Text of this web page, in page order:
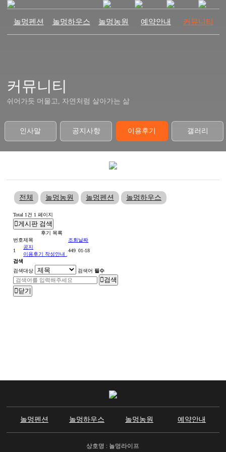
놀멍펜션 놀멍하우스 놀멍농원 예약안내 커뮤니티
커뮤니티
쉬어가듯 머물고, 자연처럼 살아가는 삶
인사말 공지사항 이용후기 갤러리
전체 놀멍농원 놀멍펜션 놀멍하우스
Total 1건 1 페이지
게시판 검색
후기 목록
번호제목 조회날짜
1
공지
이용후기 작성안내
449 01-18
검색
검색대상
검색어 필수
검색
닫기
놀멍펜션 놀멍하우스 놀멍농원 예약안내
상호명 : 놀멍라이프